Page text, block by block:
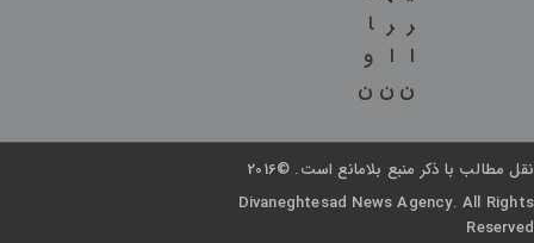
ر
ا
ن
ر
ا
ن
ا
و
ن
نقل مطالب با ذکر منبع بلامانع است. ©2016
Divaneghtesad News Agency. All Rights
Reserved